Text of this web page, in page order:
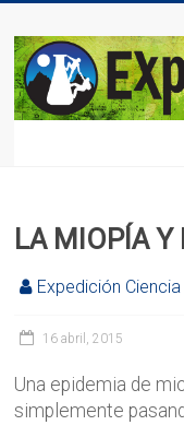
contenido
Ciencia
LA MIOPÍA Y
Expedición Ciencia
16 abril, 2015
Una epidemia de
simplemente